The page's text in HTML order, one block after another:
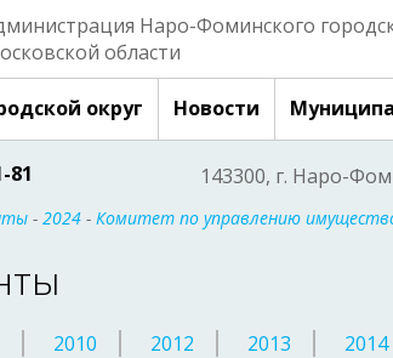
Наро-Фоминского
области
округ Новости
81 143300, г. Наро-
- 2024 - Комитет по управлению
2010 2012 2013 2014